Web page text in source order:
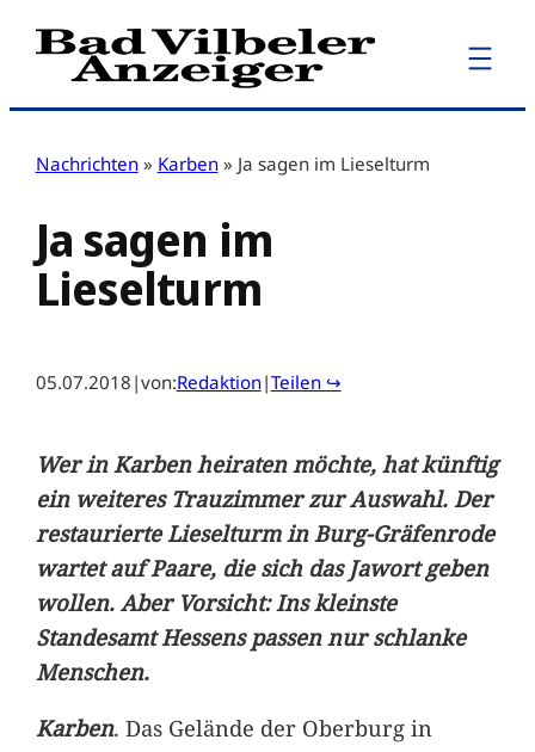
Zum
Inhalt
Nachrichten » Karben » Ja sagen im Lieselturm
Ja sagen im
Lieselturm
05.07.2018 |von:Redaktion|Teilen ↪
Wer in Karben heiraten möchte, hat künftig
ein weiteres Trauzimmer zur Auswahl. Der
restaurierte Lieselturm in Burg-Gräfenrode
wartet auf Paare, die sich das Jawort geben
wollen. Aber Vorsicht: Ins kleinste
Standesamt Hessens passen nur schlanke
Menschen.
Karben. Das Gelände der Oberburg in